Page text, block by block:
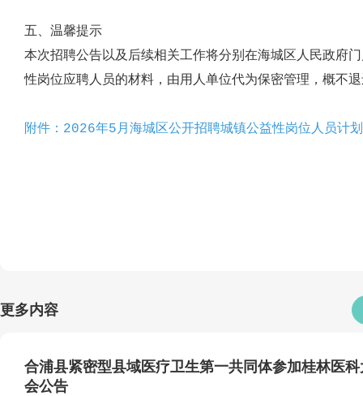
五、温馨提示
本次招聘公告以及后续相关工作将分别在海城区人民政府
性岗位应聘人员的材料， 由用人单位代为保密管理 ， 概不
附件：2026年5月海城区公开招聘城镇公益性岗位人员
更多内容
合浦县紧密型县域医疗卫生第一共同体参加桂林医
会公告